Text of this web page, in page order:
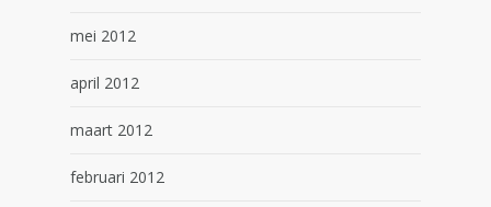
mei 2012
april 2012
maart 2012
februari 2012